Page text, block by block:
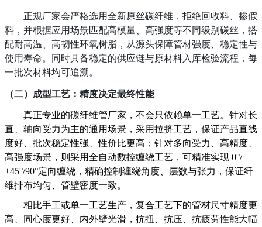
正规厂家会严格选用全新原丝碳纤维 ，拒绝回收料、掺假
料，并根据应用场景匹配高模量、高强度等不同级别碳丝，搭
配耐高温、高韧性环氧树脂，从源头保障管材强度、稳定性与
使用寿命。同时具备稳定的供应链与原材料入库检验流程，每
一批次材料均可追溯。
（二） 成型工艺：精度决定最终性能
真正专业的碳纤维管厂家，不会只依赖单一工艺。针对长
直、轴向受力为主的通用场景，采用拉挤工艺，保证产品直线
度好、批次稳定性强、性价比更高 ； 针对多向受力、高精度、
高强度场景， 则 采用全自动数控缠绕工艺，可精准实现 0°/
±45°/90°定向缠绕，精确控制缠绕角度、层数与张力，保证纤
维排布均匀、管壁密度一致。
相比手工或单一工艺生产，复合工艺下的管材尺寸精度更
高、同心度更好、内外壁光滑，抗扭、抗压、抗疲劳性能大幅